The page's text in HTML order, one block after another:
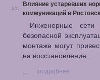
21.
Влияние устаревших
коммуникаций в
Инженерные сети
безопасной
монтаже могут
на восстановление.
...
подробнее